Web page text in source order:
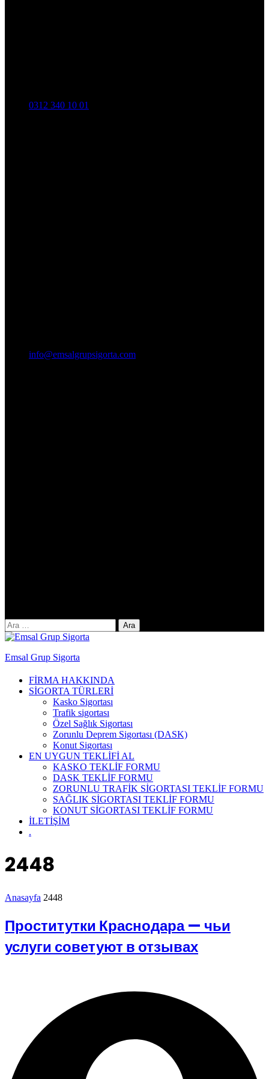
0312 340 10 01
info@emsalgrupsigorta.com
Arama:
Emsal Grup Sigorta
FİRMA HAKKINDA
SİGORTA TÜRLERİ
Kasko Sigortası
Trafik sigortası
Özel Sağlık Sigortası
Zorunlu Deprem Sigortası (DASK)
Konut Sigortası
EN UYGUN TEKLİFİ AL
KASKO TEKLİF FORMU
DASK TEKLİF FORMU
ZORUNLU TRAFİK SİGORTASI TEKLİF FORMU
SAĞLIK SİGORTASI TEKLİF FORMU
KONUT SİGORTASI TEKLİF FORMU
İLETİŞİM
.
2448
Anasayfa 2448
Проститутки Краснодара — чьи
услуги советуют в отзывах